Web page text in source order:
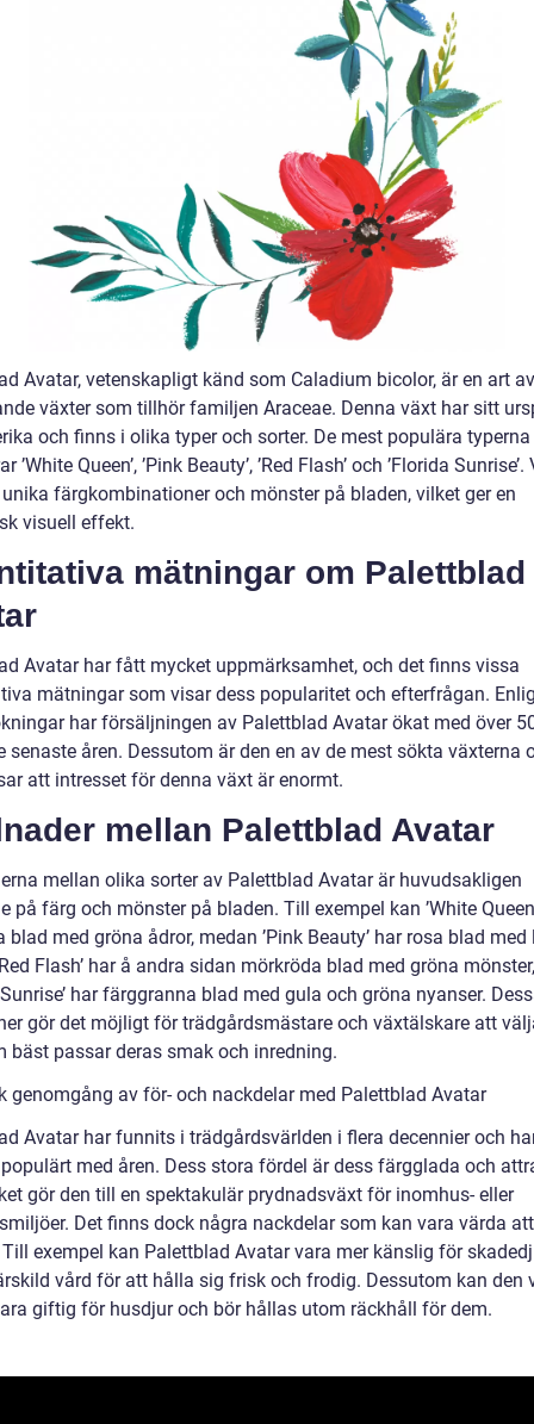
Avatar, vetenskapligt känd som Caladium bicolor, är en art av
växter som tillhör familjen Araceae. Denna växt har sitt
och finns i olika typer och sorter. De mest populära typerna
’White Queen’, ’Pink Beauty’, ’Red Flash’ och ’Florida Sunrise’.
färgkombinationer och mönster på bladen, vilket ger en
visuell effekt.
mätningar om Palettblad
Avatar har fått mycket uppmärksamhet, och det finns vissa
mätningar som visar dess popularitet och efterfrågan.
har försäljningen av Palettblad Avatar ökat med över
senaste åren. Dessutom är den en av de mest sökta växterna
att intresset för denna växt är enormt.
mellan Palettblad Avatar
mellan olika sorter av Palettblad Avatar är huvudsakligen
på färg och mönster på bladen. Till exempel kan ’White
blad med gröna ådror, medan ’Pink Beauty’ har rosa blad med
Flash’ har å andra sidan mörkröda blad med gröna
har färggranna blad med gula och gröna nyanser.
gör det möjligt för trädgårdsmästare och växtälskare att
bäst passar deras smak och inredning.
genomgång av för- och nackdelar med Palettblad Avatar
Avatar har funnits i trädgårdsvärlden i flera decennier och
med åren. Dess stora fördel är dess färgglada och
gör den till en spektakulär prydnadsväxt för inomhus- eller
Det finns dock några nackdelar som kan vara värda att
exempel kan Palettblad Avatar vara mer känslig för
vård för att hålla sig frisk och frodig. Dessutom kan den
giftig för husdjur och bör hållas utom räckhåll för dem.